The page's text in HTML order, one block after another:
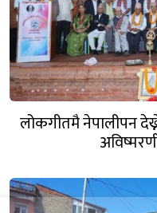
लोकगीतमै नेपालीपन